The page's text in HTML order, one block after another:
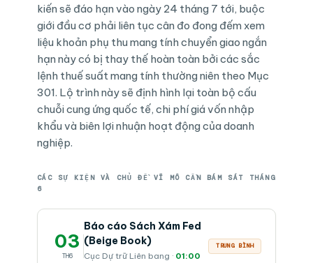
kiến sẽ đáo hạn vào ngày 24 tháng 7 tới, buộc
giới đầu cơ phải liên tục cân đo đong đếm xem
liệu khoản phụ thu mang tính chuyển giao ngắn
hạn này có bị thay thế hoàn toàn bởi các sắc
lệnh thuế suất mang tính thường niên theo Mục
301. Lộ trình này sẽ định hình lại toàn bộ cấu
chuỗi cung ứng quốc tế, chi phí giá vốn nhập
khẩu và biên lợi nhuận hoạt động của doanh
nghiệp.
CÁC SỰ KIỆN VÀ CHỦ ĐỀ VĨ MÔ CẦN BÁM SÁT THÁNG
6
03
TH6
Báo cáo Sách Xám Fed
(Beige Book)
Cục Dự trữ Liên bang · 01:00
TRUNG BÌNH